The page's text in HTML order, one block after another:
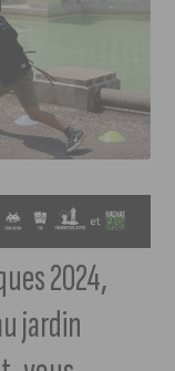
2024,
jardin